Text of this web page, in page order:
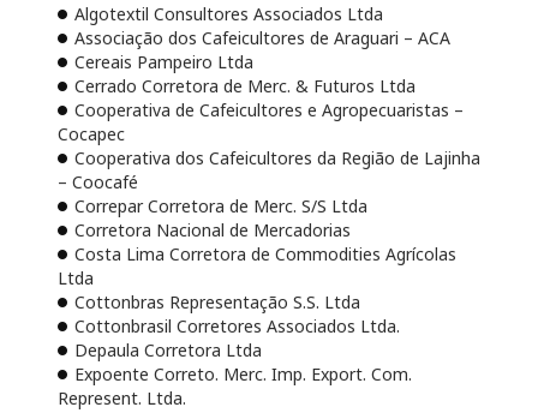
Algotextil Consultores Associados Ltda
Associação dos Cafeicultores de Araguari – ACA
Cereais Pampeiro Ltda
Cerrado Corretora de Merc. & Futuros Ltda
Cooperativa de Cafeicultores e Agropecuaristas –
Cocapec
Cooperativa dos Cafeicultores da Região de Lajinha
– Coocafé
Correpar Corretora de Merc. S/S Ltda
Corretora Nacional de Mercadorias
Costa Lima Corretora de Commodities Agrícolas
Ltda
Cottonbras Representação S.S. Ltda
Cottonbrasil Corretores Associados Ltda.
Depaula Corretora Ltda
Expoente Correto. Merc. Imp. Export. Com.
Represent. Ltda.